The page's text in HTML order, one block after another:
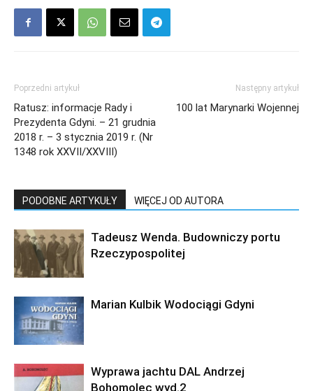
Poprzedni artykuł
Ratusz: informacje Rady i
Prezydenta Gdyni. – 21 grudnia
2018 r. – 3 stycznia 2019 r. (Nr
1348 rok XXVII/XXVIII)
Następny artykuł
100 lat Marynarki Wojennej
PODOBNE ARTYKUŁY WIĘCEJ OD AUTORA
Tadeusz Wenda. Budowniczy portu
Rzeczypospolitej
Marian Kulbik Wodociągi Gdyni
Wyprawa jachtu DAL Andrzej
Bohomolec wyd.2